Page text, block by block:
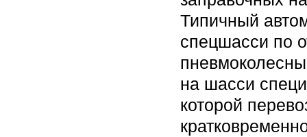
Типичный
спецшасси по
на шасси
которой